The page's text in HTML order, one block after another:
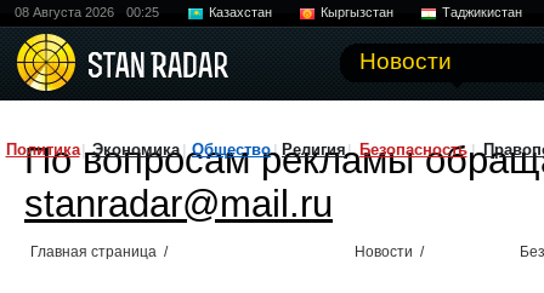
08 Августа 2026 00:25 Казахстан Кыргызстан Таджикистан
Новости
Политика Экономика Общество Религия Безопасность
По вопросам рекламы
stanradar@mail.ru
Главная страница / Новости /